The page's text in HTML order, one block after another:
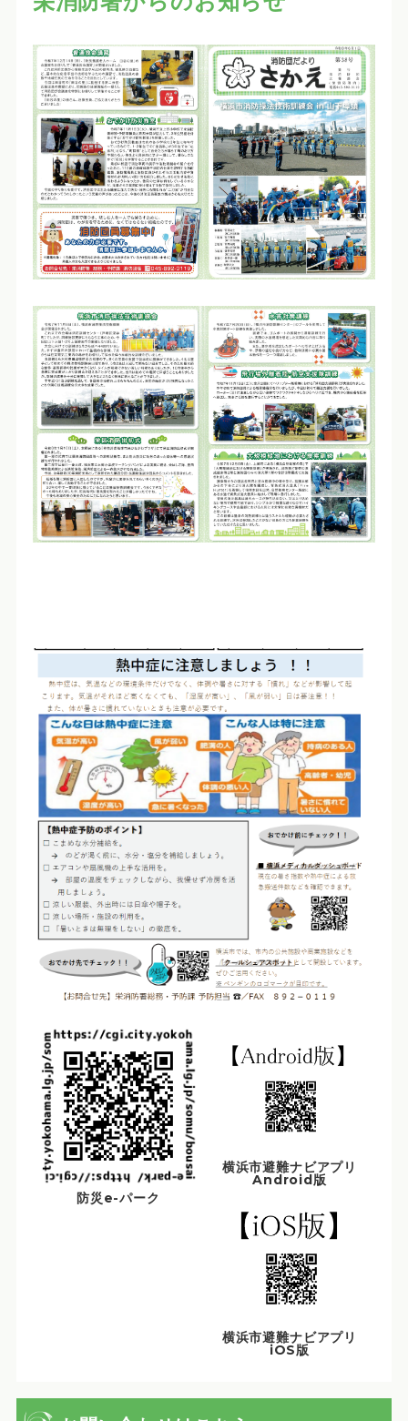
防災e-パーク
横浜市避難ナビアプリ
Android版
横浜市避難ナビアプリ
iOS版